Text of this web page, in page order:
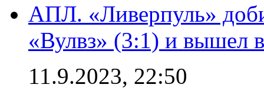
АПЛ. «Ливерпуль»
«Вулвз» (3:1) и вышел
11.9.2023, 22:50